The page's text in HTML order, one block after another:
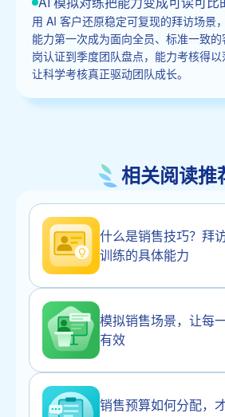
用 AI 客户还原稳定可复现的拜访场景
能力第一次成为面向全员、标准一致
岗认证到季度团队盘点，能力考核得以
让科学考核真正驱动团队成长。
相关阅读推
什么是销售技巧？拜
训练的具体能力
模拟销售场景，让每
有效
销售预算如何分配，